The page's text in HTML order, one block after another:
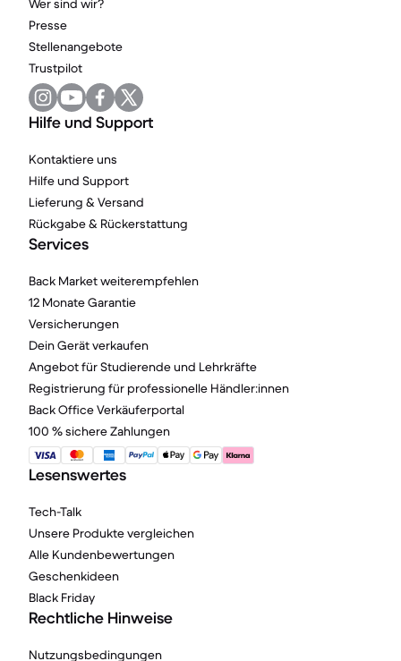
Wer sind wir?
Presse
Stellenangebote
Trustpilot
Hilfe und Support
Kontaktiere uns
Hilfe und Support
Lieferung & Versand
Rückgabe & Rückerstattung
Services
Back Market weiterempfehlen
12 Monate Garantie
Versicherungen
Dein Gerät verkaufen
Angebot für Studierende und Lehrkräfte
Registrierung für professionelle Händler:innen
Back Office Verkäuferportal
100 % sichere Zahlungen
Lesenswertes
Tech-Talk
Unsere Produkte vergleichen
Alle Kundenbewertungen
Geschenkideen
Black Friday
Rechtliche Hinweise
Nutzungsbedingungen